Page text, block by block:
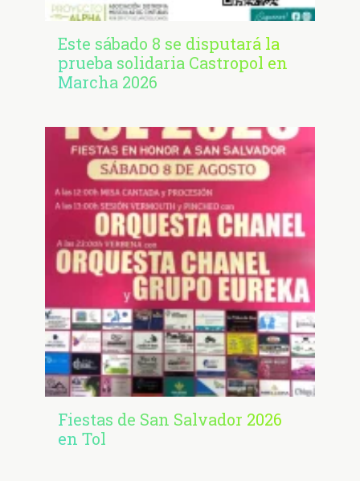
Este sábado 8 se disputará la
prueba solidaria Castropol en
Marcha 2026
Fiestas de San Salvador 2026
en Tol